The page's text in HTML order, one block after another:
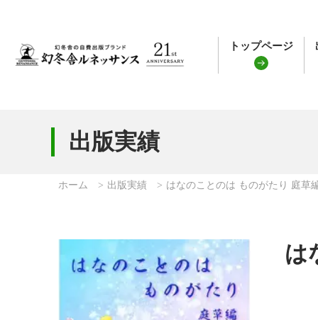
トップページ
出版実績
ホーム 出版実績 はなのことのは ものがたり 庭草
は